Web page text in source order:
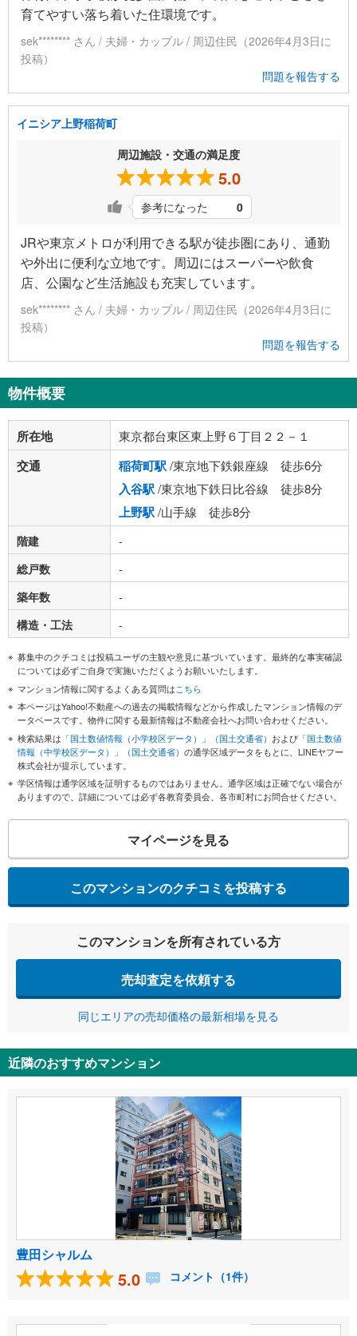
育てやすい落ち着いた住環境です。
sek******** さん / 夫婦・カップル / 周辺住民（2026年4月3日に
投稿）
問題を報告する
イニシア上野稲荷町
周辺施設・交通の満足度
5.0
参考になった 0
JRや東京メトロが利用できる駅が徒歩圏にあり、通勤
や外出に便利な立地です。周辺にはスーパーや飲食
店、公園など生活施設も充実しています。
sek******** さん / 夫婦・カップル / 周辺住民（2026年4月3日に
投稿）
問題を報告する
物件概要
所在地 東京都台東区東上野６丁目２２－１
交通 稲荷町駅/東京地下鉄銀座線 徒歩6分
入谷駅/東京地下鉄日比谷線 徒歩8分
上野駅/山手線 徒歩8分
階建
-
総戸数
-
築年数
-
構造・工法
-
募集中のクチコミは投稿ユーザの主観や意見に基づいています。最終的な事実確認
については必ずご自身で実施いただくようお願いいたします。
マンション情報に関するよくある質問はこちら
本ページはYahoo!不動産への過去の掲載情報などから作成したマンション情報のデ
ータベースです。物件に関する最新情報は不動産会社へお問い合わせください。
検索結果は 「国土数値情報（小学校区データ）」（国土交通省） および 「国土数値
情報（中学校区データ）」（国土交通省） の通学区域データをもとに、LINEヤフー
株式会社が提示しています。
学区情報は通学区域を証明するものではありません。通学区域は正確でない場合が
ありますので、詳細については必ず各教育委員会、各市町村にお問合せください。
マイページを見る
このマンションのクチコミを投稿する
このマンションを所有されている方
売却査定を依頼する
同じエリアの売却価格の最新相場を見る
近隣のおすすめマンション
豊田シャルム
5.0 コメント（1件）